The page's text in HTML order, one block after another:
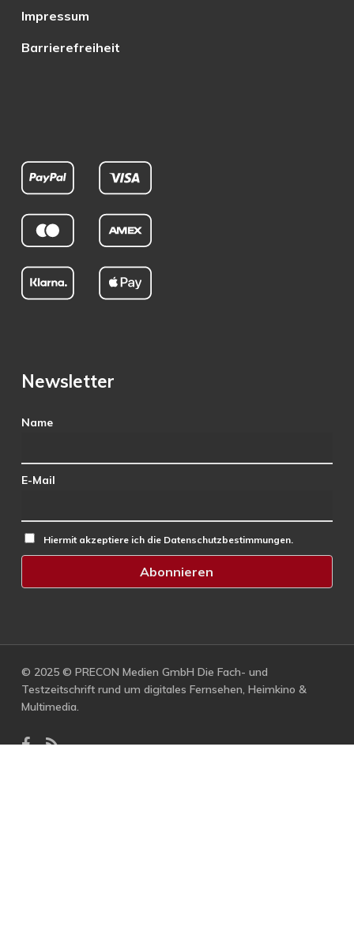
Impressum
Barrierefreiheit
Newsletter
Name
E-Mail
Hiermit akzeptiere ich die Datenschutzbestimmungen.
© 2025 © PRECON Medien GmbH Die Fach- und
Testzeitschrift rund um digitales Fernsehen, Heimkino &
Multimedia.
facebook
RSS